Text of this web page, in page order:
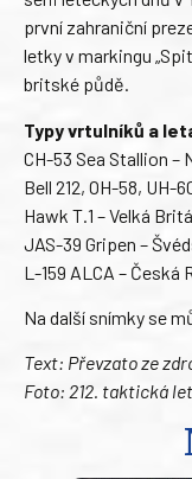
první zahraniční
letky v markingu
britské půdě.
Typy vrtulníků a
CH-53 Sea Stallion –
Bell 212, OH-58, UH-
Hawk T.1 – Velká
JAS-39 Gripen –
L-159 ALCA – Česká
Na další snímky se
Text: Převzato ze
Foto: 212. taktická